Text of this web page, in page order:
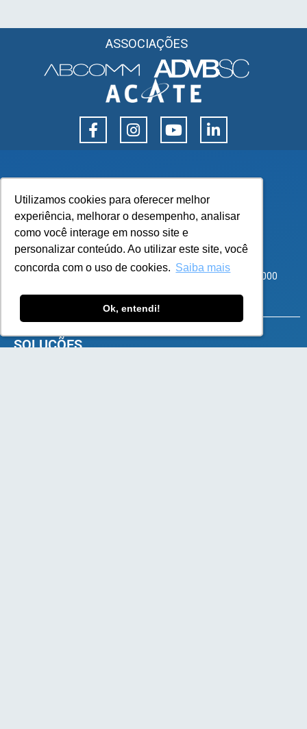
Utilizamos cookies para oferecer melhor
experiência, melhorar o desempenho, analisar
como você interage em nosso site e
personalizar conteúdo. Ao utilizar este site, você
concorda com o uso de cookies. Saiba mais
Ok, entendi!
Utilizamos cookies para oferecer melhor
experiência, melhorar o desempenho, analisar
como você interage em nosso site e
personalizar conteúdo. Ao utilizar este site, você
concorda com o uso de cookies. Saiba mais
Ok, entendi!
ASSOCIAÇÕES
Corporate Park – Rod SC 401, 8600 – Bloco 3 Sala 101
Santo Antônio de Lisboa, Florianópolis – SC – CEP 88050-000
atendimento@flexy.com.br
SOLUÇÕES